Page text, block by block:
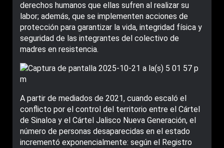
derechos humanos que ellas sufren al realizar su
labor; además, que se implementen acciones de
protección para garantizar la vida, integridad física y
seguridad de las integrantes del colectivo de
madres en resistencia.
A partir de mediados de 2021, cuando escaló el
conflicto por el control del territorio entre el Cártel
de Sinaloa y el Cártel Jalisco Nueva Generación, el
número de personas desaparecidas en el estado
incrementó exponencialmente: según el Registro